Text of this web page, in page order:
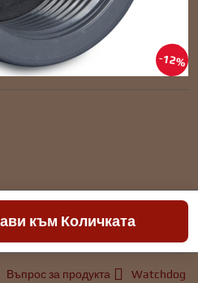
12%
към Количката
Въпрос за продукта
Watchdog